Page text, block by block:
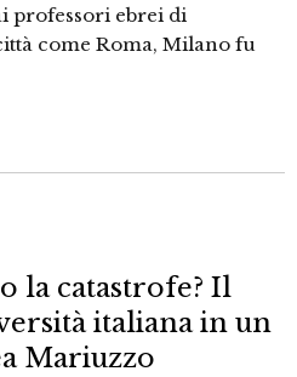
professori ebrei di
come Roma, Milano fu
la catastrofe? Il
italiana in un
Mariuzzo